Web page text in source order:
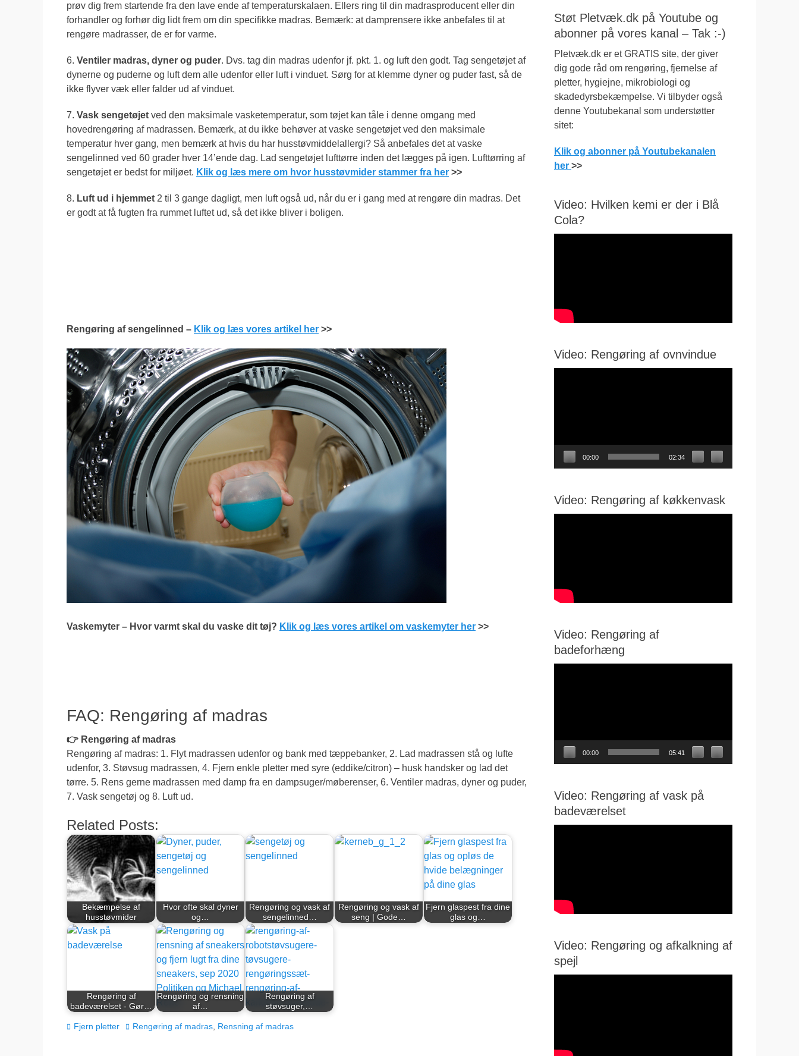
prøv dig frem startende fra den lave ende af temperaturskalaen. Ellers ring til din madrasproducent eller din
forhandler og forhør dig lidt frem om din specifikke madras. Bemærk: at damprensere ikke anbefales til at
rengøre madrasser, de er for varme.
6. Ventiler madras, dyner og puder. Dvs. tag din madras udenfor jf. pkt. 1. og luft den godt. Tag sengetøjet af
dynerne og puderne og luft dem alle udenfor eller luft i vinduet. Sørg for at klemme dyner og puder fast, så de
ikke flyver væk eller falder ud af vinduet.
7. Vask sengetøjet ved den maksimale vasketemperatur, som tøjet kan tåle i denne omgang med
hovedrengøring af madrassen. Bemærk, at du ikke behøver at vaske sengetøjet ved den maksimale
temperatur hver gang, men bemærk at hvis du har husstøvmiddelallergi? Så anbefales det at vaske
sengelinned ved 60 grader hver 14’ende dag. Lad sengetøjet lufttørre inden det lægges på igen. Lufttørring af
sengetøjet er bedst for miljøet. Klik og læs mere om hvor husstøvmider stammer fra her >>
8. Luft ud i hjemmet 2 til 3 gange dagligt, men luft også ud, når du er i gang med at rengøre din madras. Det
er godt at få fugten fra rummet luftet ud, så det ikke bliver i boligen.
Rengøring af sengelinned – Klik og læs vores artikel her >>
Vaskemyter – Hvor varmt skal du vaske dit tøj? Klik og læs vores artikel om vaskemyter her >>
FAQ: Rengøring af madras
👉 Rengøring af madras
Rengøring af madras: 1. Flyt madrassen udenfor og bank med tæppebanker, 2. Lad madrassen stå og lufte
udenfor, 3. Støvsug madrassen, 4. Fjern enkle pletter med syre (eddike/citron) – husk handsker og lad det
tørre. 5. Rens gerne madrassen med damp fra en dampsuger/møberenser, 6. Ventiler madras, dyner og puder,
7. Vask sengetøj og 8. Luft ud.
Related Posts:
Bekæmpelse af
husstøvmider
Hvor ofte skal dyner
og…
Rengøring og vask af
sengelinned…
Rengøring og vask af
seng | Gode…
Fjern glaspest fra dine
glas og…
Rengøring af
badeværelset - Gør…
Rengøring og rensning
af…
Rengøring af
støvsuger,…
kategorier
Fjern pletter TagsRengøring af madras Rensning af madras
Støt Pletvæk.dk på Youtube og
abonner på vores kanal – Tak :-)
Pletvæk.dk er et GRATIS site, der giver
dig gode råd om rengøring, fjernelse af
pletter, hygiejne, mikrobiologi og
skadedyrsbekæmpelse. Vi tilbyder også
denne Youtubekanal som understøtter
sitet:
Klik og abonner på Youtubekanalen
her >>
Video: Hvilken kemi er der i Blå
Cola?
Video: Rengøring af ovnvindue
00:00 02:34
Video: Rengøring af køkkenvask
Video: Rengøring af
badeforhæng
00:00 05:41
Video: Rengøring af vask på
badeværelset
Video: Rengøring og afkalkning af
spejl